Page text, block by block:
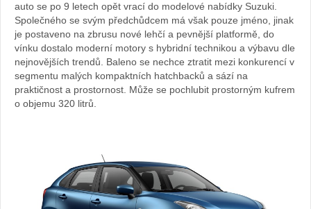
auto se po 9 letech opět vrací do modelové nabídky Suzuki.
Společného se svým předchůdcem má však pouze jméno, jinak
je postaveno na zbrusu nové lehčí a pevnější platformě, do
vínku dostalo moderní motory s hybridní technikou a výbavu dle
nejnovějších trendů. Baleno se nechce ztratit mezi konkurencí v
segmentu malých kompaktních hatchbacků a sází na
praktičnost a prostornost. Může se pochlubit prostorným kufrem
o objemu 320 litrů.